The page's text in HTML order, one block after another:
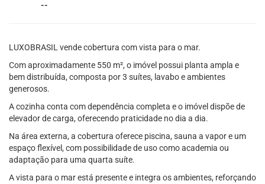
--
LUXOBRASIL vende cobertura com vista para o mar.
Com aproximadamente 550 m², o imóvel possui planta ampla e
bem distribuída, composta por 3 suítes, lavabo e ambientes
generosos.
A cozinha conta com dependência completa e o imóvel dispõe de
elevador de carga, oferecendo praticidade no dia a dia.
Na área externa, a cobertura oferece piscina, sauna a vapor e um
espaço flexível, com possibilidade de uso como academia ou
adaptação para uma quarta suíte.
A vista para o mar está presente e integra os ambientes, reforçando